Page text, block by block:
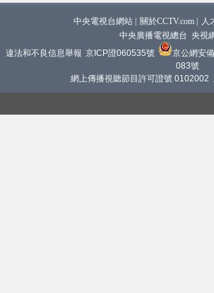
中央電視台網站 關於CCTV.com
人
中央廣播電視總台 央視
違法和不良信息舉報 京ICP證060535號
京公網安
083號
網上傳播視聽節目許可證號 0102002